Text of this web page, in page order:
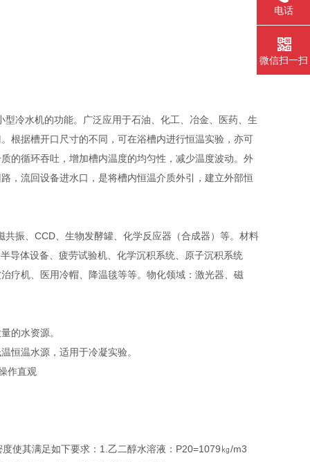
冷水机的功能。广泛应用于石油、化工、冶金、医药、生
根据槽开口尺寸的不同，可在浴槽内进行恒温实验，亦可
的循环吞吐，增加槽内温度的均匀性，减少温度波动。外
，流回设备进水口，是将槽内恒温介质外引，建立外部恒
振、CCD、生物发酵罐、化学反应器（合成器）等。材料
导体设备、疲劳试验机、化学沉积系统、原子沉积系统
疗机、医用冷帽、降温毯等等。物化领域：激光器、磁
的水资源。
恒温水源，适用于冷凝实验。
作直观
使其满足如下要求：1.乙二醇水溶液：P20=1079㎏/m3
电话
微信扫一扫